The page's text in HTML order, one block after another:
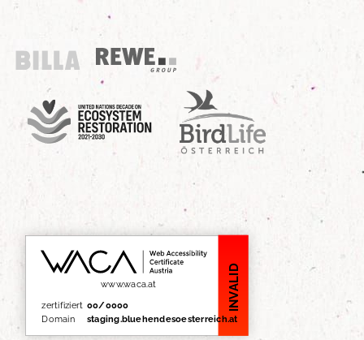
Billa
REWE Group
UN Decade
Birdlife